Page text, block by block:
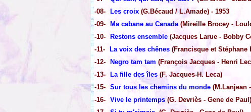
-08-
Les croix (G.Bécaud / L.Amade) - 1953
-09-
Ma cabane au Canada(Mireille Brocey -
-10-
Restons ensemble(Jacques Larue - Bobby
-11-
La voix des chênes (Francisque et Stéphane
-12-
Negro tam tam (François Jacques - Henri
-13-
La fille des îles(F. Jacques-H. Leca)
-15-
Sur tous les chemins du monde(M.Lanjean
-16-
Vive le printemps(G. Devriès - Gene de Paul)